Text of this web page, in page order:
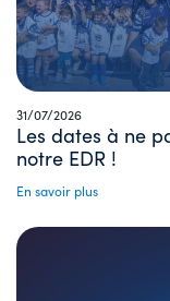
31/07/2026
Les dates à ne
notre EDR !
En savoir plus